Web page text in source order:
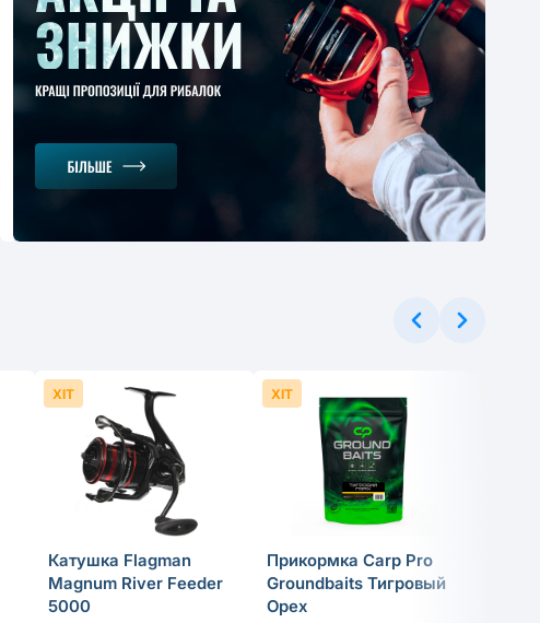
Фидерное удилище
Flagman Magnum Carp
Feeder 3.6м 130г
Катушка Flagman
Magnum River Feeder
5000
ХІТ
Прикормка Carp Pro
Groundbaits Тигровый
Орех
ХІТ